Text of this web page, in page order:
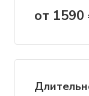
от 1590